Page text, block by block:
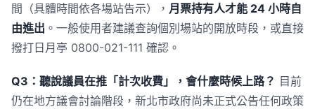
間（具體時間依各場站告示）， 月票持有人才能 24 小時自
由進出 。一般使用者建議查詢個別場站的開放時段，或直接
撥打日月亭 0800-021-111 確認。
Q3：聽說議員在推「計次收費」，會什麼時候上路？ 目前
仍在地方議會討論階段，新北市政府尚未正式公告任何政策